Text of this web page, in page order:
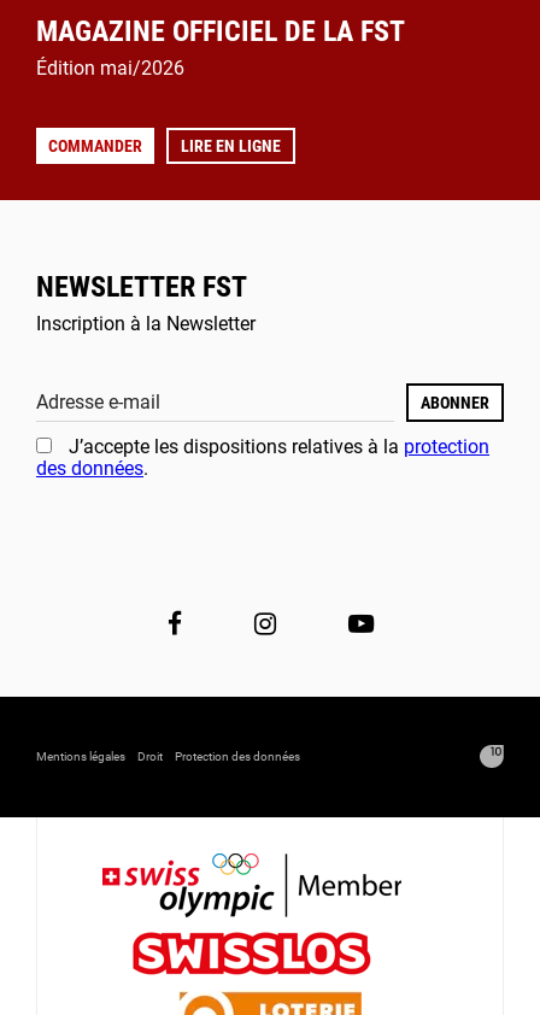
MAGAZINE OFFICIEL DE LA FST
Édition mai/2026
COMMANDER LIRE EN LIGNE
NEWSLETTER FST
Inscription à la Newsletter
Adresse e-mail ABONNER
J’accepte les dispositions relatives à la protection
des données.
Mentions légales Droit Protection des données